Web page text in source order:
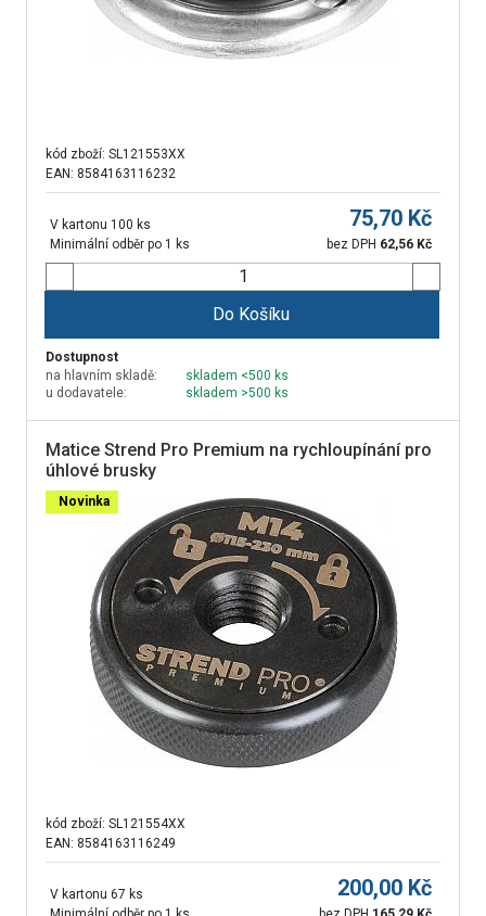
kód zboží: SL121553XX
EAN: 8584163116232
V kartonu 100 ks
Minimální odběr po 1 ks
75,70 Kč
bez DPH 62,56 Kč
Do Košíku
Dostupnost
na hlavním skladě:
skladem <500 ks
u dodavatele:
skladem >500 ks
Matice Strend Pro Premium na rychloupínání pro
úhlové brusky
Novinka
kód zboží: SL121554XX
EAN: 8584163116249
V kartonu 67 ks
200,00 Kč